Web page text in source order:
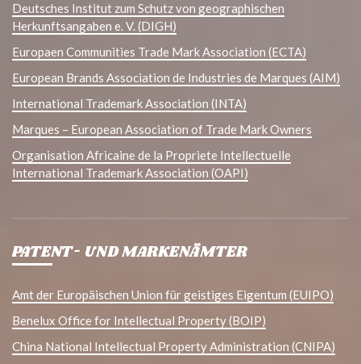
Deutsches Institut zum Schutz von geographischen
Herkunftsangaben e. V. (DIGH)
Europaen Communities Trade Mark Association (ECTA)
European Brands Association de Industries de Marques (AIM)
International Trademark Association (INTA)
Marques – European Association of Trade Mark Owners
Organisation Africaine de la Propriete Intellectuelle
International Trademark Association (OAPI)
PATENT- UND MARKENÄMTER
Amt der Europäischen Union für geistiges Eigentum (EUIPO)
Benelux Office for Intellectual Property (BOIP)
China National Intellectual Property Administration (CNIPA)